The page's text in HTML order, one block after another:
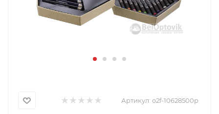
Артикул: o2f-10628500p